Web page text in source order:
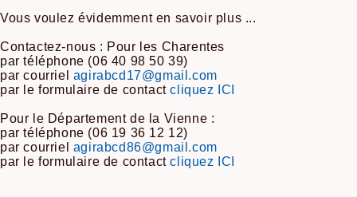
Vous voulez évidemment en savoir plus ...
Contactez-nous : Pour les Charentes
par téléphone (06 40 98 50 39)
par courriel agirabcd17@gmail.com
par le formulaire de contactcliquez ICI
Pour le Département de la Vienne :
par téléphone (06 19 36 12 12)
par courriel agirabcd86@gmail.com
par le formulaire de contactcliquez ICI